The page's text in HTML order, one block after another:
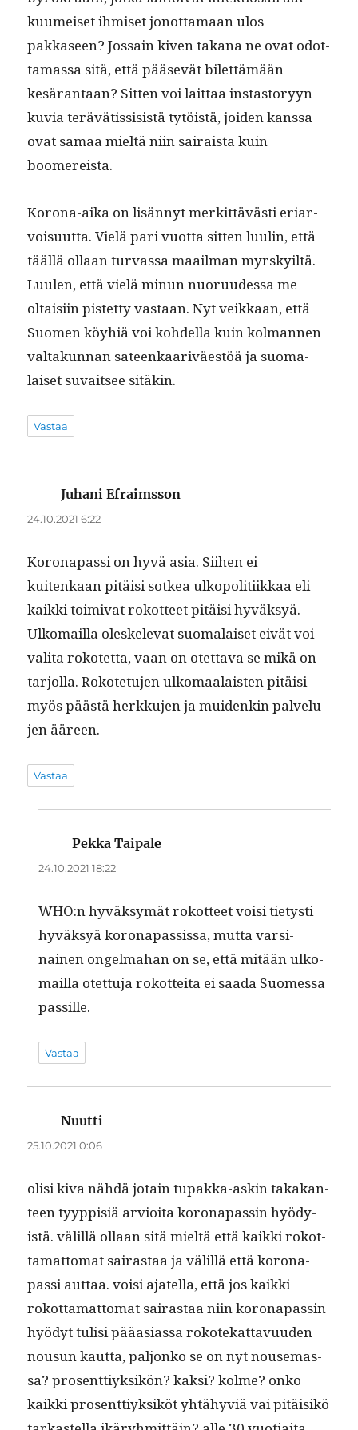
kuumeiset ihmiset jonot­ta­maan ulos
pakkaseen? Jos­sain kiv­en takana ne ovat odot­
ta­mas­sa sitä, että pää­sevät bilet­tämään
kesäran­taan? Sit­ten voi lait­taa instas­to­ryyn
kuvia terävätis­si­sistä tytöistä, joiden kanssa
ovat samaa mieltä niin sairaista kuin
boomereista.
Korona-aika on lisän­nyt merkit­tävästi eri­ar­
voisu­ut­ta. Vielä pari vuot­ta sit­ten luulin, että
tääl­lä ollaan tur­vas­sa maail­man myrsky­iltä.
Luulen, että vielä min­un nuoru­udessa me
oltaisi­in pis­tet­ty vas­taan. Nyt veikkaan, että
Suomen köy­hiä voi kohdel­la kuin kol­man­nen
val­takun­nan sateenkaariväestöä ja suo­ma­
laiset suvait­see sitäkin.
Vastaa
Juhani Efraimsson
24.10.2021 6:22
Koron­a­pas­si on hyvä asia. Siihen ei
kuitenkaan pitäisi sotkea ulkopoli­ti­ikkaa eli
kaik­ki toimi­vat rokot­teet pitäisi hyväksyä.
Ulko­mail­la oleskel­e­vat suo­ma­laiset eivät voi
vali­ta rokotet­ta, vaan on otet­ta­va se mikä on
tar­jol­la. Rokote­tu­jen ulko­maalais­ten pitäisi
myös päästä herkku­jen ja muidenkin palvelu­
jen ääreen.
Vastaa
Pekka Taipale
24.10.2021 18:22
WHO:n hyväksymät rokot­teet voisi tietysti
hyväksyä koron­a­pas­sis­sa, mut­ta varsi­
nainen ongelma­han on se, että mitään ulko­
mail­la otet­tu­ja rokot­tei­ta ei saa­da Suomes­sa
passille.
Vastaa
Nuutti
25.10.2021 0:06
olisi kiva nähdä jotain tupak­ka-askin takakan­
teen tyyp­pisiä arvioi­ta koron­a­passin hyödy­
istä. välil­lä ollaan sitä mieltä että kaik­ki rokot­
ta­mat­tomat sairas­taa ja välil­lä että koron­a­
pas­si aut­taa. voisi ajatel­la, että jos kaik­ki
rokot­ta­mat­tomat sairas­taa niin koron­a­passin
hyödyt tulisi pääasi­as­sa rokotekat­tavu­u­den
nousun kaut­ta, paljonko se on nyt nouse­mas­
sa? pros­ent­tiyk­sikön? kak­si? kolme? onko
kaik­ki pros­ent­tiyk­siköt yhtähyviä vai pitäisikö